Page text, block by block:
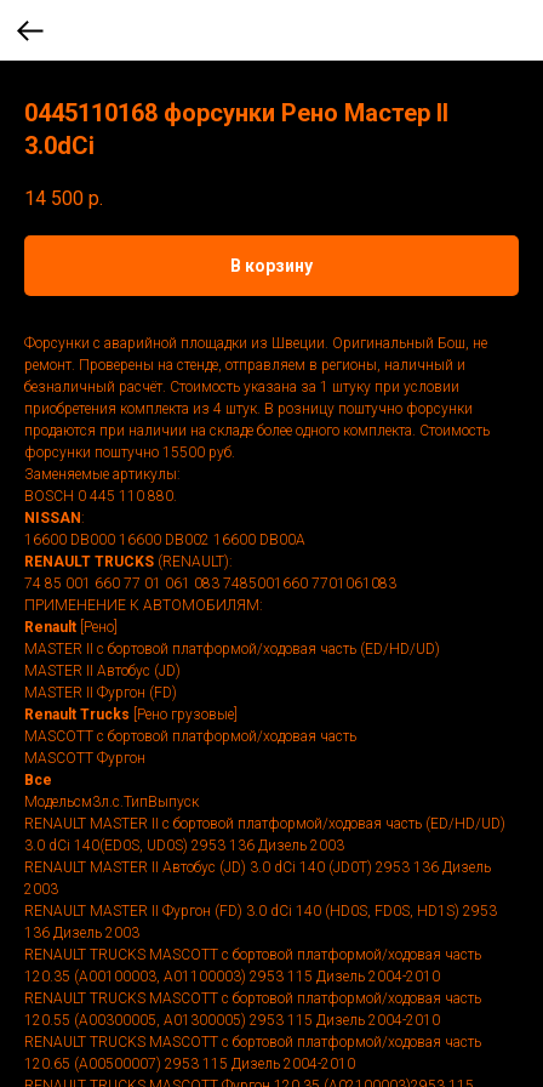
0445110168 форсунки Рено Мастер II
3.0dCi
14 500 р.
В корзину
Форсунки с аварийной площадки из Швеции. Оригинальный Бош, не
ремонт. Проверены на стенде, отправляем в регионы, наличный и
безналичный расчёт. Стоимость указана за 1 штуку при условии
приобретения комплекта из 4 штук. В розницу поштучно форсунки
продаются при наличии на складе более одного комплекта. Стоимость
форсунки поштучно 15500 руб.
Заменяемые артикулы:
BOSCH 0 445 110 880.
NISSAN:
16600 DB000 16600 DB002 16600 DB00A
RENAULT TRUCKS (RENAULT):
74 85 001 660 77 01 061 083 7485001660 7701061083
ПРИМЕНЕНИЕ К АВТОМОБИЛЯМ:
Renault [Рено]
MASTER II c бортовой платформой/ходовая часть (ED/HD/UD)
MASTER II Автобус (JD)
MASTER II Фургон (FD)
Renault Trucks [Рено грузовые]
MASCOTT c бортовой платформой/ходовая часть
MASCOTT Фургон
Все
Модельсм3л.с.ТипВыпуск
RENAULT MASTER II c бортовой платформой/ходовая часть (ED/HD/UD)
3.0 dCi 140(ED0S, UD0S) 2953 136 Дизель 2003
RENAULT MASTER II Автобус (JD) 3.0 dCi 140 (JD0T) 2953 136 Дизель
2003
RENAULT MASTER II Фургон (FD) 3.0 dCi 140 (HD0S, FD0S, HD1S) 2953
136 Дизель 2003
RENAULT TRUCKS MASCOTT c бортовой платформой/ходовая часть
120.35 (A00100003, A01100003) 2953 115 Дизель 2004-2010
RENAULT TRUCKS MASCOTT c бортовой платформой/ходовая часть
120.55 (A00300005, A01300005) 2953 115 Дизель 2004-2010
RENAULT TRUCKS MASCOTT c бортовой платформой/ходовая часть
120.65 (A00500007) 2953 115 Дизель 2004-2010